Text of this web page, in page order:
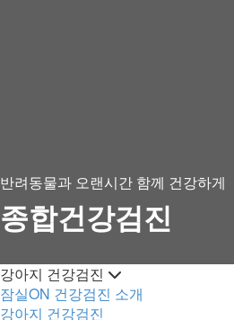
반려동물과 오랜시간 함께 건강하게
종합건강검진
강아지 건강검진
잠실ON 건강검진 소개
강아지 건강검진